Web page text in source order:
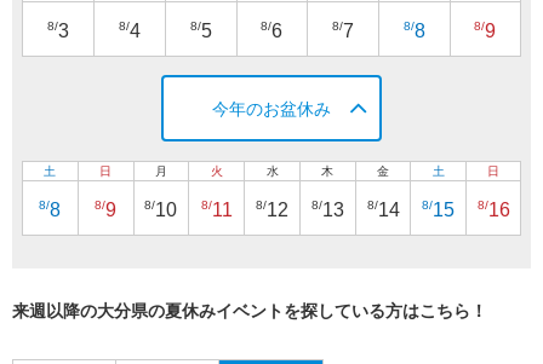
8/3 8/4 8/5 8/6 8/7 8/8 8/9
今年のお盆休み
土
8/8
日
8/9
月
8/10
火
8/11
水
8/12
木
8/13
金
8/14
土
8/15
日
8/16
来週以降の大分県の夏休みイベントを探している方はこちら！